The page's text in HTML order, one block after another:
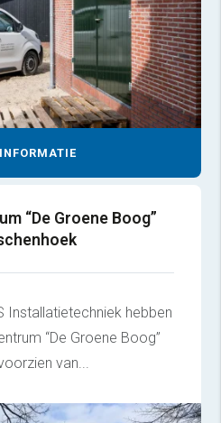
“De Groene Boog”
Installatietechniek hebben
“De Groene Boog”
van...